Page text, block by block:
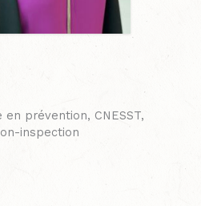
prévention, CNESST,
inspection